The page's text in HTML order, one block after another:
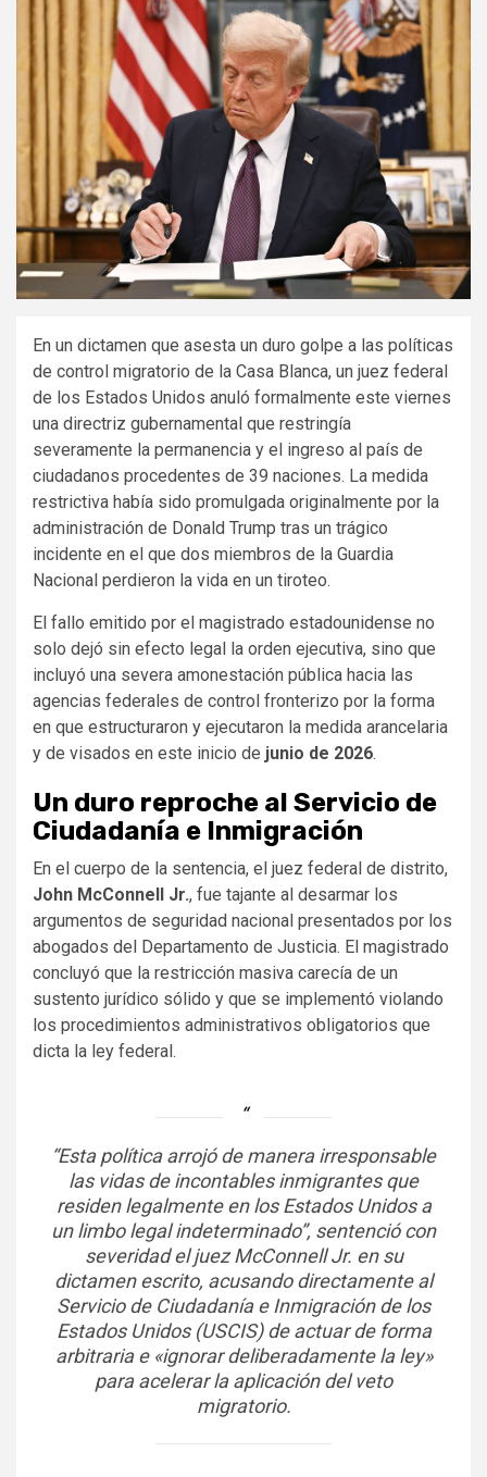
En un dictamen que asesta un duro golpe a las políticas
de control migratorio de la Casa Blanca, un juez federal
de los Estados Unidos anuló formalmente este viernes
una directriz gubernamental que restringía
severamente la permanencia y el ingreso al país de
ciudadanos procedentes de 39 naciones. La medida
restrictiva había sido promulgada originalmente por la
administración de Donald Trump tras un trágico
incidente en el que dos miembros de la Guardia
Nacional perdieron la vida en un tiroteo.
El fallo emitido por el magistrado estadounidense no
solo dejó sin efecto legal la orden ejecutiva, sino que
incluyó una severa amonestación pública hacia las
agencias federales de control fronterizo por la forma
en que estructuraron y ejecutaron la medida arancelaria
y de visados en este inicio de junio de 2026.
Un duro reproche al Servicio de
Ciudadanía e Inmigración
En el cuerpo de la sentencia, el juez federal de distrito,
John McConnell Jr., fue tajante al desarmar los
argumentos de seguridad nacional presentados por los
abogados del Departamento de Justicia. El magistrado
concluyó que la restricción masiva carecía de un
sustento jurídico sólido y que se implementó violando
los procedimientos administrativos obligatorios que
dicta la ley federal.
“Esta política arrojó de manera irresponsable
las vidas de incontables inmigrantes que
residen legalmente en los Estados Unidos a
un limbo legal indeterminado”, sentenció con
severidad el juez McConnell Jr. en su
dictamen escrito, acusando directamente al
Servicio de Ciudadanía e Inmigración de los
Estados Unidos (USCIS) de actuar de forma
arbitraria e «ignorar deliberadamente la ley»
para acelerar la aplicación del veto
migratorio.